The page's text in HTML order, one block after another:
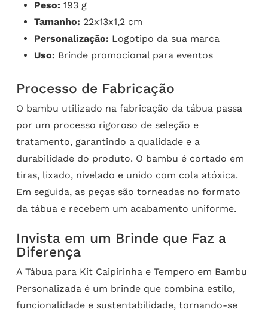
Peso: 193 g
Tamanho: 22x13x1,2 cm
Personalização: Logotipo da sua marca
Uso: Brinde promocional para eventos
Processo de Fabricação
O bambu utilizado na fabricação da tábua passa
por um processo rigoroso de seleção e
tratamento, garantindo a qualidade e a
durabilidade do produto. O bambu é cortado em
tiras, lixado, nivelado e unido com cola atóxica.
Em seguida, as peças são torneadas no formato
da tábua e recebem um acabamento uniforme.
Invista em um Brinde que Faz a
Diferença
A Tábua para Kit Caipirinha e Tempero em Bambu
Personalizada é um brinde que combina estilo,
funcionalidade e sustentabilidade, tornando-se